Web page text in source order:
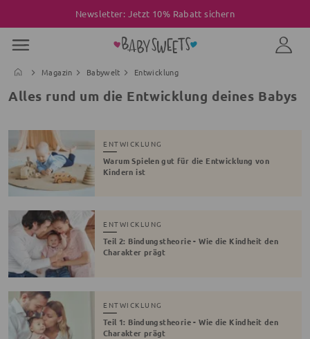
Newsletter: Jetzt 10% Rabatt sichern
Magazin Babywelt Entwicklung
Alles rund um die Entwicklung deines Babys
ENTWICKLUNG
Warum Spielen gut für die Entwicklung von
Kindern ist
ENTWICKLUNG
Teil 2: Bindungstheorie - Wie die Kindheit den
Charakter prägt
ENTWICKLUNG
Teil 1: Bindungstheorie - Wie die Kindheit den
Charakter prägt